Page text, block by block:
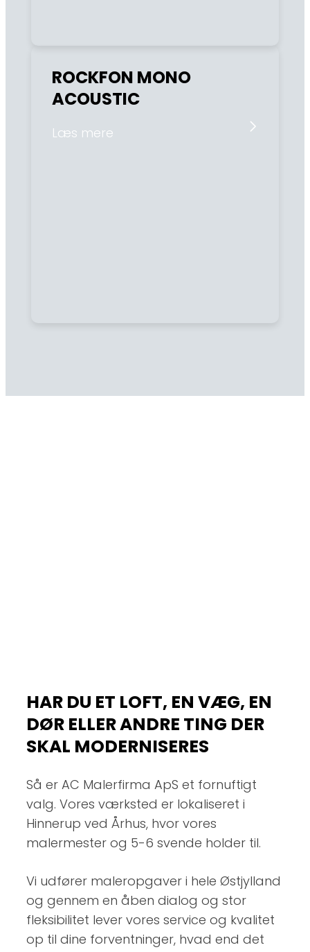
ROCKFON MONO
ACOUSTIC
Læs mere
HAR DU ET LOFT, EN VÆG, EN
DØR ELLER ANDRE TING DER
SKAL MODERNISERES
Så er AC Malerfirma ApS et fornuftigt
valg. Vores værksted er lokaliseret i
Hinnerup ved Århus, hvor vores
malermester og 5-6 svende holder til.
Vi udfører maleropgaver i hele Østjylland
og gennem en åben dialog og stor
fleksibilitet lever vores service og kvalitet
op til dine forventninger, hvad end det